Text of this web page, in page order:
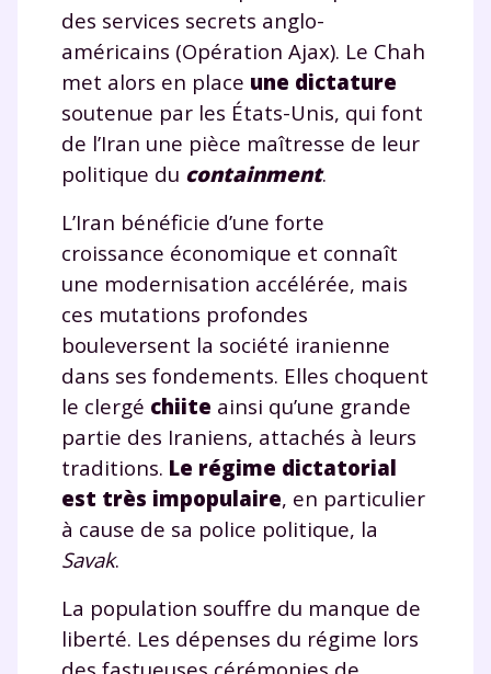
des services secrets anglo-
américains (Opération Ajax). Le Chah
met alors en place une dictature
soutenue par les États-Unis, qui font
de l’Iran une pièce maîtresse de leur
politique du containment.
L’Iran bénéficie d’une forte
croissance économique et connaît
une modernisation accélérée, mais
ces mutations profondes
bouleversent la société iranienne
dans ses fondements. Elles choquent
le clergé chiite ainsi qu’une grande
partie des Iraniens, attachés à leurs
traditions. Le régime dictatorial
est très impopulaire, en particulier
à cause de sa police politique, la
Savak.
La population souffre du manque de
liberté. Les dépenses du régime lors